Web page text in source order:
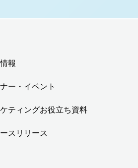
報
ー・イベント
ティングお役立ち資料
スリリース